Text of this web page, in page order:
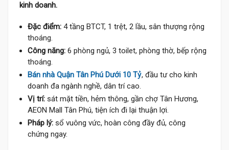
kinh doanh.
Đặc điểm: 4 tầng BTCT, 1 trệt, 2 lầu, sân thượng rộng
thoáng.
Công năng: 6 phòng ngủ, 3 toilet, phòng thờ, bếp rộng
thoáng.
Bán nhà Quận Tân Phú Dưới 10 Tỷ, đầu tư cho kinh
doanh đa ngành nghề, dân trí cao.
Vị trí: sát mặt tiền, hẻm thông, gần chợ Tân Hương,
AEON Mall Tân Phú, tiện ích đi lại thuận lợi.
Pháp lý: sổ vuông vức, hoàn công đầy đủ, công
chứng ngay.